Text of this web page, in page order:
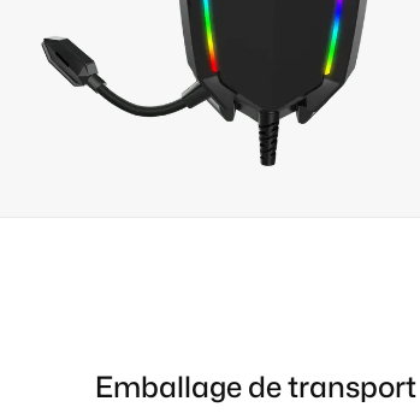
Emballage de transport